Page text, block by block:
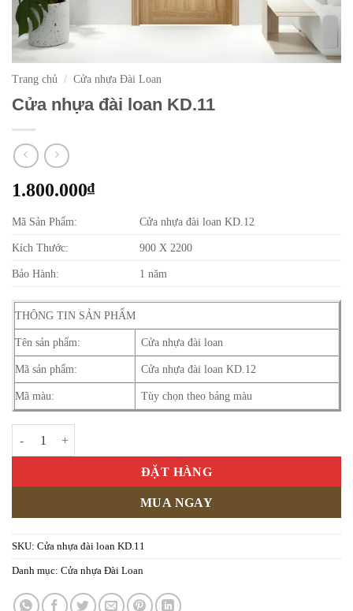
Trang chủ / Cửa nhựa Đài Loan
Cửa nhựa đài loan KD.11
1.800.000₫
Mã Sản Phẩm: Cửa nhựa đài loan KD.12
Kích Thước: 900 X 2200
Bảo Hành: 1 năm
THÔNG TIN SẢN PHẨM
Tên sản phẩm: Cửa nhựa đài loan
Mã sản phẩm: Cửa nhựa đài loan KD.12
Mã màu: Tùy chọn theo bảng màu
ĐẶT HÀNG
MUA NGAY
SKU: Cửa nhựa đài loan KD.11
Danh mục: Cửa nhựa Đài Loan